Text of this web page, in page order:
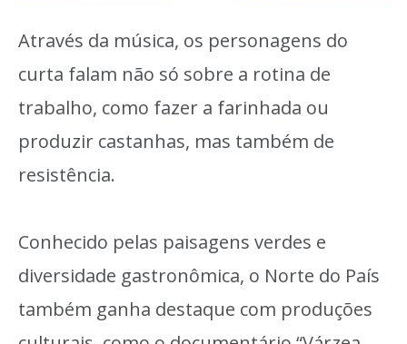
Através da música, os personagens do
curta falam não só sobre a rotina de
trabalho, como fazer a farinhada ou
produzir castanhas, mas também de
resistência.
Conhecido pelas paisagens verdes e
diversidade gastronômica, o Norte do País
também ganha destaque com produções